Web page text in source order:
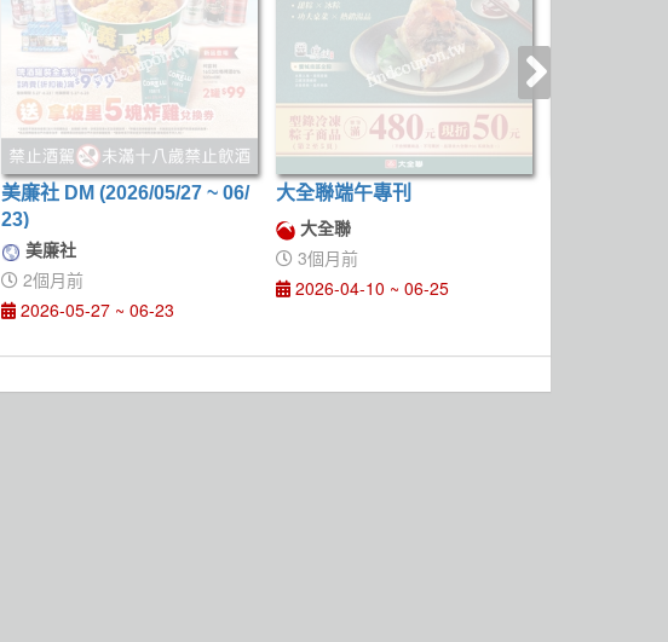
美廉社 DM (2026/05/27 ~ 06/
23)
美廉社
2個月前
2026-05-27 ~ 06-23
大全聯端午專刊
大全聯
3個月前
2026-04-10 ~ 06-25